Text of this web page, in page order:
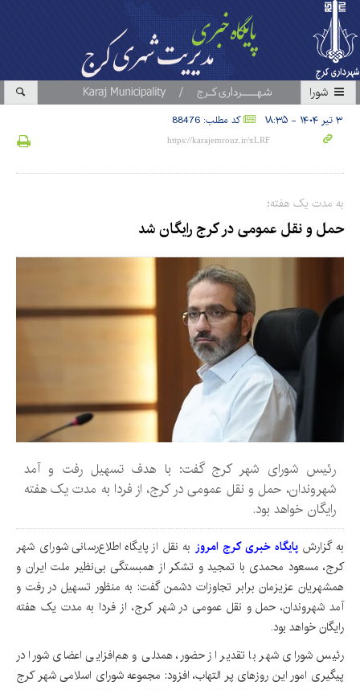
شورا
۳ تیر ۱۴۰۴ - ۱۸:۳۵ کد مطلب: 88476
به مدت یک هفته؛
حمل و نقل عمومی در کرج رایگان شد
رئیس شورای شهر کرج گفت: با هدف تسهیل رفت و آمد
شهروندان، حمل و نقل عمومی در کرج، از فردا به مدت یک هفته
رایگان خواهد بود.
به گزارش پایگاه خبری کرج امروز به نقل از پایگاه اطلاع‌رسانی شورای شهر
کرج، مسعود محمدی با تمجید و تشکر از همبستگی بی‌نظیر ملت ایران و
همشهریان عزیزمان برابر تجاوزات دشمن گفت: به منظور تسهیل در رفت و
آمد شهروندان، حمل و نقل عمومی در شهر کرج، از فردا به مدت یک هفته
رایگان خواهد بود.
رئیس شورای شهر با تقدیر از حضور، همدلی و هم‌افزایی اعضای شورا در
پیگیری امور این روزهای پر التهاب، افزود: مجموعه شورای اسلامی شهر کرج